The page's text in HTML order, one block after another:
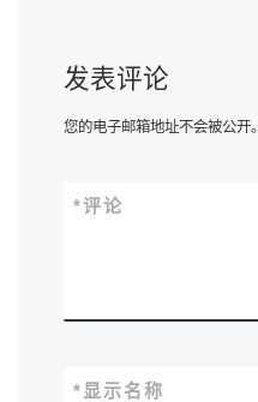
发表评论
您的电子邮箱地址不会被公开。
评论
*
显示名称
*